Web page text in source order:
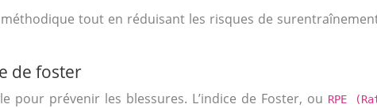
tout en réduisant les risques de
de foster
pour prévenir les blessures. L’indice de Foster, ou RPE